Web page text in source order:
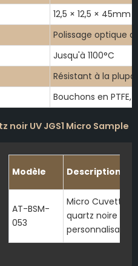
12,5 × 12,5 × 45mm
Polissage optique
Jusqu'à 1100°C
Résistant à la
Bouchons en PTFE,
UV JGS1 Micro Sample
Modèle Description
AT-BSM-
053
Micro Cuvette à
quartz noire
personnalisable